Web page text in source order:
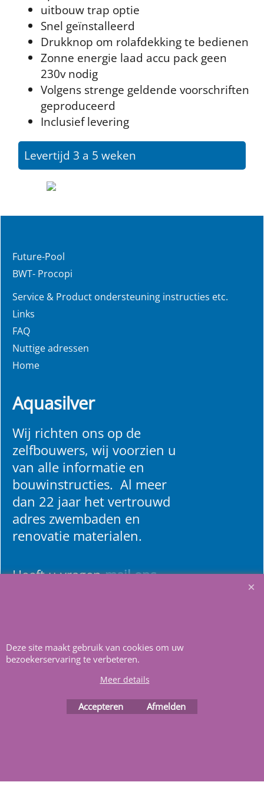
uitbouw trap optie
Snel geïnstalleerd
Drukknop om rolafdekking te bedienen
Zonne energie laad accu pack geen
230v nodig
Volgens strenge geldende voorschriften
geproduceerd
Inclusief levering
Levertijd 3 a 5 weken
Future-Pool
BWT- Procopi
Service & Product ondersteuning instructies etc.
Links
FAQ
Nuttige adressen
Home
Aquasilver
Wij richten ons op de
zelfbouwers, wij voorzien u
van alle informatie en
bouwinstructies. Al meer
dan 22 jaar het vertrouwd
adres zwembaden en
renovatie materialen.
Heeft u vragenmail ons.
ShopFactory webwinkel
software.
Deze site maakt gebruik van cookies om uw
bezoekerservaring te verbeteren.
Meer details
Accepteren Afmelden